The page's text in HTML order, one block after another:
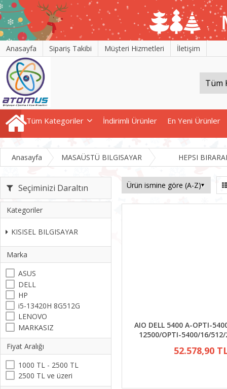
Anasayfa Sipariş Takibi Müşteri Hizmetleri İletişim
Tüm Kategoriler İndirimli Ürünler En Yeni Ürünler
Anasayfa MASAÜSTÜ BILGISAYAR HEPSI
Seçiminizi Daraltın
Kategoriler
KISISEL BILGISAYAR
Marka
ASUS
DELL
HP
i5-13420H 8G512G
LENOVO
MARKASIZ
Fiyat Aralığı
1000 TL - 2500 TL
2500 TL ve üzeri
AIO DELL 5400 A-OPTI-
12500/OPTI-5400/16/512/
52.578,90